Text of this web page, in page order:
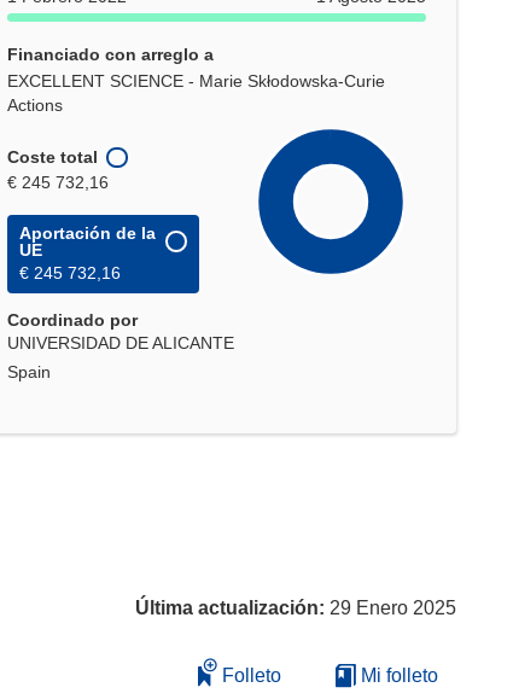
Financiado con arreglo a
EXCELLENT SCIENCE - Marie Skłodowska-Curie
Actions
Coste total
€ 245 732,16
Aportación de la
UE
€ 245 732,16
Coordinado por
UNIVERSIDAD DE ALICANTE
Spain
Última actualización: 29 Enero 2025
Folleto Mi folleto